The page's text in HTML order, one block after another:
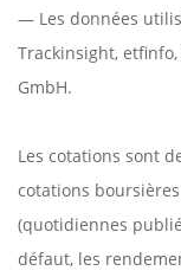
— Les données
Trackinsight, etfinfo,
GmbH.
Les cotations sont
cotations
(quotidiennes
défaut, les